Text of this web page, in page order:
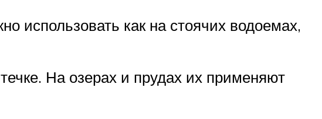
использовать как на стоячих водоемах,
На озерах и прудах их применяют